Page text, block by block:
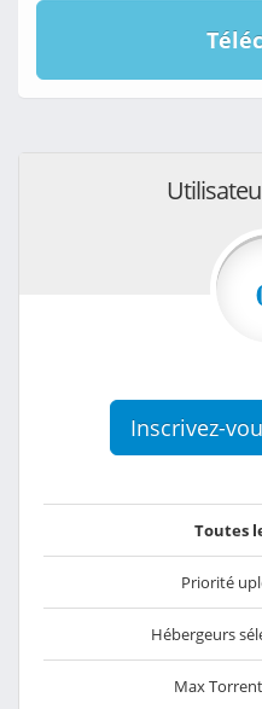
Inscrivez-
Toutes
Priorité
Hébergeurs
Max